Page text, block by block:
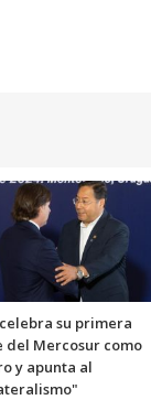
su primera
del Mercosur como
y apunta al